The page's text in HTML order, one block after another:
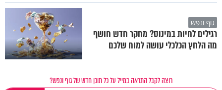
גוף ונפש
רגילים לחיות במינוס? מחקר חדש חושף
מה הלחץ הכלכלי עושה למוח שלכם
רוצה לקבל התראה במייל על כל תוכן חדש של גוף ונפש?